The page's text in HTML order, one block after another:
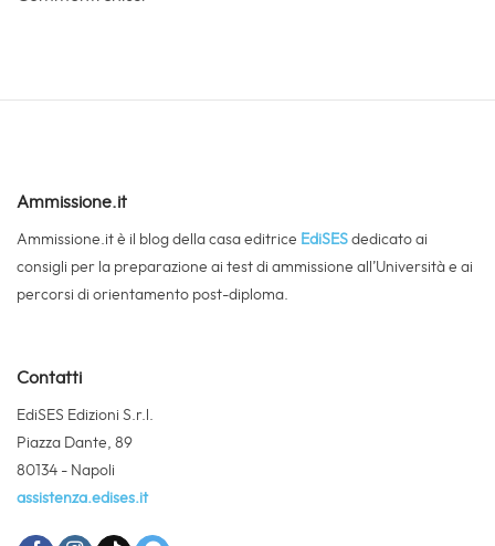
Ammissione.it
Ammissione.it è il blog della casa editrice EdiSES dedicato ai
consigli per la preparazione ai test di ammissione all’Università e ai
percorsi di orientamento post-diploma.
Contatti
EdiSES Edizioni S.r.l.
Piazza Dante, 89
80134 - Napoli
assistenza.edises.it